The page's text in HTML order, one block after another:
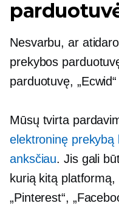
Nesvarbu, ar
prekybos
parduotuvę,
Mūsų tvirta
elektroninę prekybą
anksčiau. Jis gali
kurią kitą platformą,
„Pinterest“,